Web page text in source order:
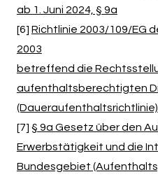
ab 1. Juni 2024, § 9a
[6] Richtlinie 2003/109/EG
2003
betreffend die
aufenthaltsberechtigten
(Daueraufenthaltsrichtlinie)
[7] § 9a Gesetz über den
Erwerbstätigkeit und die
Bundesgebiet